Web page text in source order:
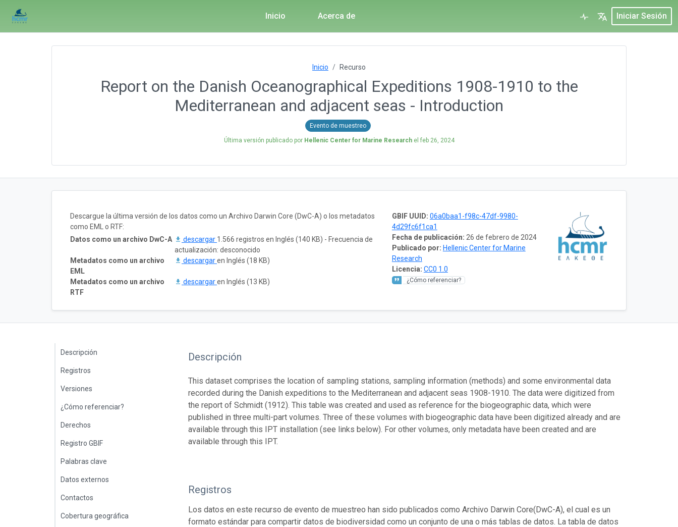
Inicio Acerca de Iniciar Sesión
Inicio Recurso
Report on the Danish Oceanographical Expeditions 1908-1910 to the
Mediterranean and adjacent seas - Introduction
Evento de muestreo
Última versión publicado por Hellenic Center for Marine Researchel feb 26, 2024
GBIF UUID: 06a0baa1-f98c-47df-9980-
4d29fc6f1ca1
Fecha de publicación: 26 de febrero de 2024
Publicado por: Hellenic Center for Marine
Research
Licencia: CC0 1.0
¿Cómo referenciar?
Descargue la última versión de los datos como un Archivo Darwin Core (DwC-A) o los metadatos
como EML o RTF:
Datos como un archivo DwC-A
descargar 1.566 registros en Inglés (140 KB) - Frecuencia de
actualización: desconocido
Metadatos como un archivo
EML
descargaren Inglés (18 KB)
Metadatos como un archivo
RTF
descargaren Inglés (13 KB)
Descripción
Registros
Versiones
¿Cómo referenciar?
Derechos
Registro GBIF
Palabras clave
Datos externos
Contactos
Cobertura geográfica
Descripción
This dataset comprises the location of sampling stations, sampling information (methods) and some environmental data
recorded during the Danish expeditions to the Mediterranean and adjacent seas 1908-1910. The data were digitized from
the report of Schmidt (1912). This table was created and used as reference for the biogeographic data, which were
published in three multi-part volumes. Three of these volumes with biogeographic data have been digitized already and are
available through this IPT installation (see links below). For other volumes, only metadata have been created and are
available through this IPT.
Registros
Los datos en este recurso de evento de muestreo han sido publicados como Archivo Darwin Core(DwC-A), el cual es un
formato estándar para compartir datos de biodiversidad como un conjunto de una o más tablas de datos. La tabla de datos